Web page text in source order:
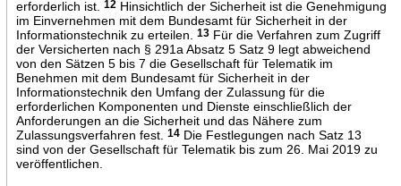
erforderlich ist.
12Hinsichtlich der Sicherheit ist die Genehmigung
im Einvernehmen mit dem Bundesamt für Sicherheit in der
Informationstechnik zu erteilen.
13Für die Verfahren zum Zugriff
der Versicherten nach § 291a Absatz 5 Satz 9 legt abweichend
von den Sätzen 5 bis 7 die Gesellschaft für Telematik im
Benehmen mit dem Bundesamt für Sicherheit in der
Informationstechnik den Umfang der Zulassung für die
erforderlichen Komponenten und Dienste einschließlich der
Anforderungen an die Sicherheit und das Nähere zum
Zulassungsverfahren fest.
14Die Festlegungen nach Satz 13
sind von der Gesellschaft für Telematik bis zum 26. Mai 2019 zu
veröffentlichen.